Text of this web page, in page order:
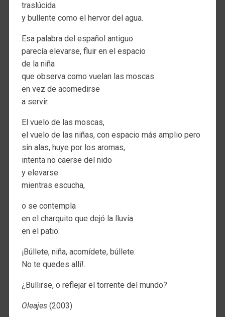
traslúcida
y bullente como el hervor del agua.
Esa palabra del español antiguo
parecía elevarse, fluir en el espacio
de la niña
que observa como vuelan las moscas
en vez de acomedirse
a servir.
El vuelo de las moscas,
el vuelo de las niñas, con espacio más amplio pero
sin alas, huye por los aromas,
intenta no caerse del nido
y elevarse
mientras escucha,
o se contempla
en el charquito que dejó la lluvia
en el patio.
¡Búllete, niña, acomídete, búllete.
No te quedes allí!.
¿Bullirse, o reflejar el torrente del mundo?
Oleajes(2003)